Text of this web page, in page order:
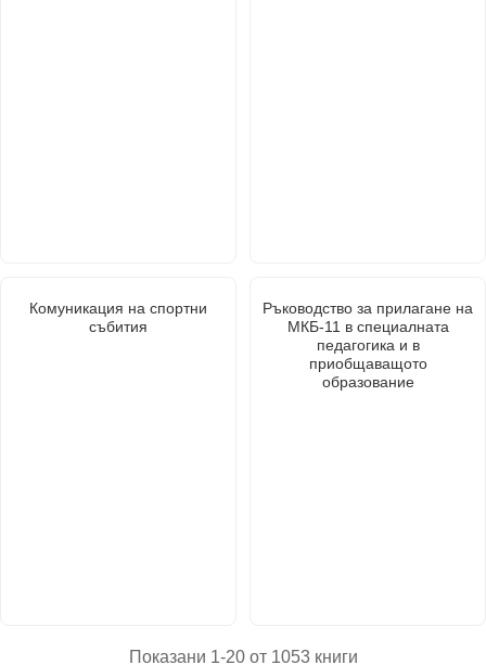
Комуникация на спортни
събития
Ръководство за прилагане на
МКБ-11 в специалната
педагогика и в
приобщаващото
образование
Показани 1-20 от 1053 книги